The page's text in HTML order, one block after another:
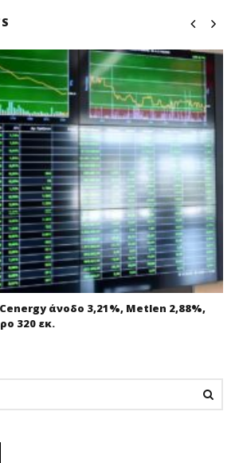
άνοδο 3,21%, Metlen 2,88%,
320 εκ.